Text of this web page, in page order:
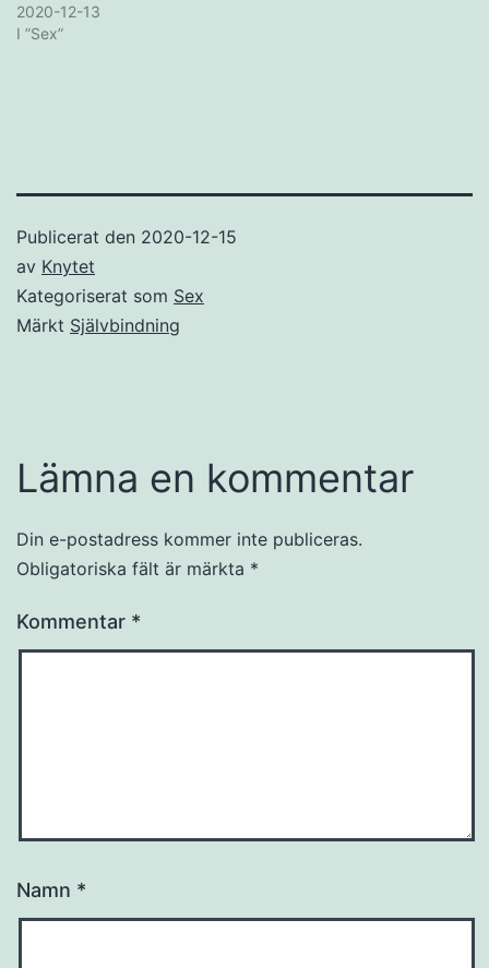
2020-12-13
I ”Sex”
Publicerat den 2020-12-15
av Knytet
Kategoriserat som Sex
Märkt Självbindning
Lämna en kommentar
Din e-postadress kommer inte publiceras.
Obligatoriska fält är märkta *
Kommentar *
Namn *